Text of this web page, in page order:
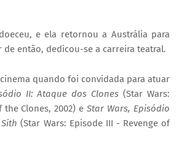
e ela retornou a Austrália para
então, dedicou-se a carreira teatral.
quando foi convidada para atuar
II: Ataque dos Clones (Star Wars:
the Clones, 2002) eStar Wars, Episódio
(Star Wars: Episode III - Revenge of